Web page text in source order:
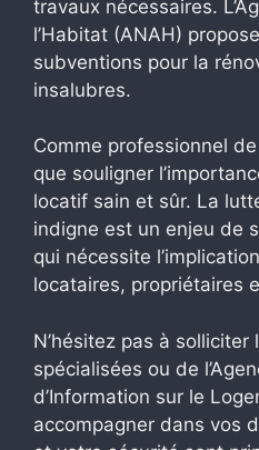
travaux nécessaires.
l’Habitat (ANAH)
subventions pour la
insalubres.
Comme professionnel
que souligner
locatif sain et sûr. La
indigne est un enjeu de
qui nécessite
locataires, propriétaires
N’hésitez pas à solliciter
spécialisées ou de
d’Information sur le
accompagner dans vos